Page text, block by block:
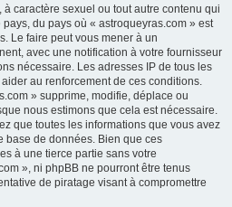
caractère sexuel ou tout autre contenu qui
du pays où « astroqueyras.com » est
Le faire peut vous mener à un
avec une notification à votre fournisseur
nécessaire. Les adresses IP de tous les
au renforcement de ces conditions.
» supprime, modifie, déplace ou
nous estimons que cela est nécessaire.
que toutes les informations que vous avez
base de données. Bien que ces
à une tierce partie sans votre
», ni phpBB ne pourront être tenus
de piratage visant à compromettre